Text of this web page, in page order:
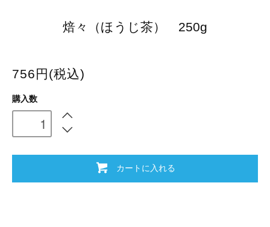
焙々（ほうじ茶） 250g
756円(税込)
購入数
カートに入れる